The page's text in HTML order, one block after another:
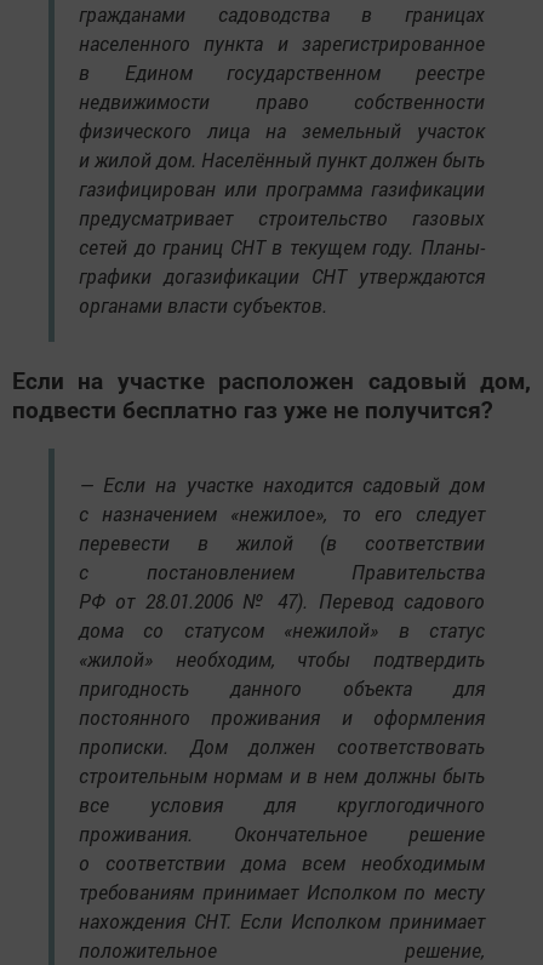
гражданами садоводства в границах
населенного пункта и зарегистрированное
в Едином государственном реестре
недвижимости право собственности
физического лица на земельный участок
и жилой дом. Населённый пункт должен быть
газифицирован или программа газификации
предусматривает строительство газовых
сетей до границ СНТ в текущем году. Планы-
графики догазификации СНТ утверждаются
органами власти субъектов.
Если на участке расположен садовый дом,
подвести бесплатно газ уже не получится?
— Если на участке находится садовый дом
с назначением «нежилое», то его следует
перевести в жилой (в соответствии
с постановлением Правительства
РФ от 28.01.2006 № 47). Перевод садового
дома со статусом «нежилой» в статус
«жилой» необходим, чтобы подтвердить
пригодность данного объекта для
постоянного проживания и оформления
прописки. Дом должен соответствовать
строительным нормам и в нем должны быть
все условия для круглогодичного
проживания. Окончательное решение
о соответствии дома всем необходимым
требованиям принимает Исполком по месту
нахождения СНТ. Если Исполком принимает
положительное решение,